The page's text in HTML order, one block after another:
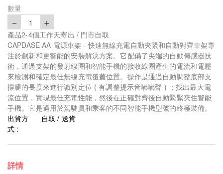
數量
－ 1 ＋
產品2-4個工作天寄出 / 門市自取
CAPDASE AA 電源車架 - 快速無線充電自動夾緊和自動對齊車架專
注於創新和更智能的安裝解決方案。它配備了尖端的自動傳感器技
術，通過支架的發射線圈和智能手機的接收線圈產生的電流和電壓
來檢測和確定最佳無線充電覆蓋位置。操作是通過自動調整底部支
撐腿的長度來進行識別定位 ( 有調整提示音嘟嘟聲 ) ；找出最大電
流位置，實現最佳充電性能，然後在正確對齊後自動緊緊夾住智能
手機。它是適用於駕駛員和乘客的不同智能手機型號的終極裝備。
出貨方
式 :
自取 / 送貨
詳情